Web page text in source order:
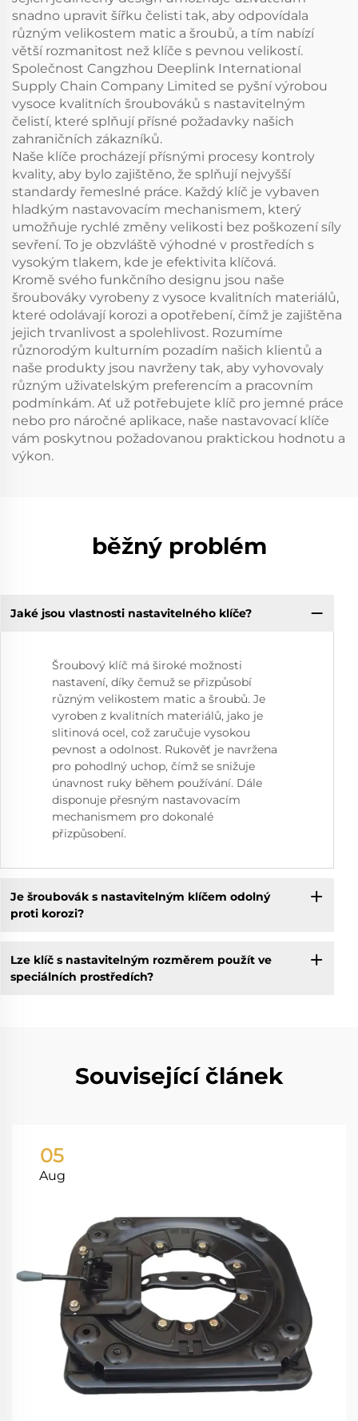
snadno upravit šířku čelisti tak, aby odpovídala
různým velikostem matic a šroubů, a tím nabízí
větší rozmanitost než klíče s pevnou velikostí.
Společnost Cangzhou Deeplink International
Supply Chain Company Limited se pyšní výrobou
vysoce kvalitních šroubováků s nastavitelným
čelistí, které splňují přísné požadavky našich
zahraničních zákazníků.
Naše klíče procházejí přísnými procesy kontroly
kvality, aby bylo zajištěno, že splňují nejvyšší
standardy řemeslné práce. Každý klíč je vybaven
hladkým nastavovacím mechanismem, který
umožňuje rychlé změny velikosti bez poškození síly
sevření. To je obzvláště výhodné v prostředích s
vysokým tlakem, kde je efektivita klíčová.
Kromě svého funkčního designu jsou naše
šroubováky vyrobeny z vysoce kvalitních materiálů,
které odolávají korozi a opotřebení, čímž je zajištěna
jejich trvanlivost a spolehlivost. Rozumíme
různorodým kulturním pozadím našich klientů a
naše produkty jsou navrženy tak, aby vyhovovaly
různým uživatelským preferencím a pracovním
podmínkám. Ať už potřebujete klíč pro jemné práce
nebo pro náročné aplikace, naše nastavovací klíče
vám poskytnou požadovanou praktickou hodnotu a
výkon.
běžný problém
Jaké jsou vlastnosti nastavitelného klíče?
Šroubový klíč má široké možnosti
nastavení, díky čemuž se přizpůsobí
různým velikostem matic a šroubů. Je
vyroben z kvalitních materiálů, jako je
slitinová ocel, což zaručuje vysokou
pevnost a odolnost. Rukověť je navržena
pro pohodlný uchop, čímž se snižuje
únavnost ruky během používání. Dále
disponuje přesným nastavovacím
mechanismem pro dokonalé
přizpůsobení.
Je šroubovák s nastavitelným klíčem odolný
proti korozi?
Lze klíč s nastavitelným rozměrem použít ve
speciálních prostředích?
Související článek
05
Aug